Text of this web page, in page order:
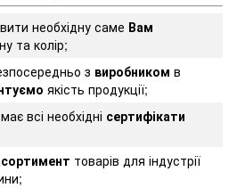
необхідну саме Вам
та колір;
з виробником в
якість продукції;
всі необхідні сертифікати
товарів для індустрії